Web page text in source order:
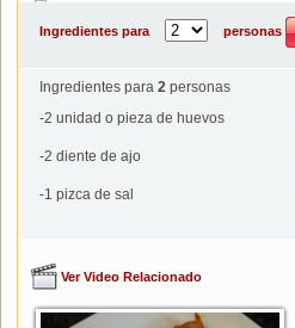
Ingredientes para
personas
Ingredientes para 2 personas
-2 unidad o pieza de huevos
-2 diente de ajo
-1 pizca de sal
Ver Video Relacionado